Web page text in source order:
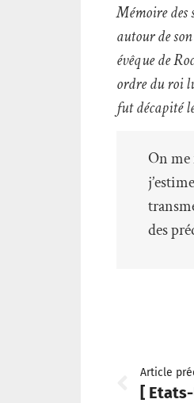
Mémoire des
autour de
évêque de
ordre du roi
fut décapité
On me
des
Article
[